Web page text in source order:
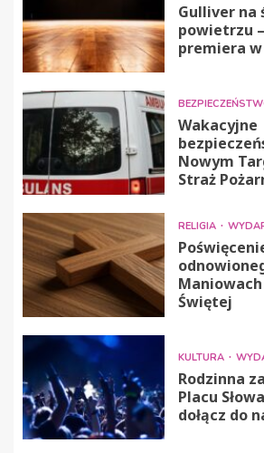
Gulliver na
powietrzu
premiera
Wakacyjne
Nowym
Straż
RELIGIA
Świętej
KULTURA
Rodzinna
Placu
dołącz do